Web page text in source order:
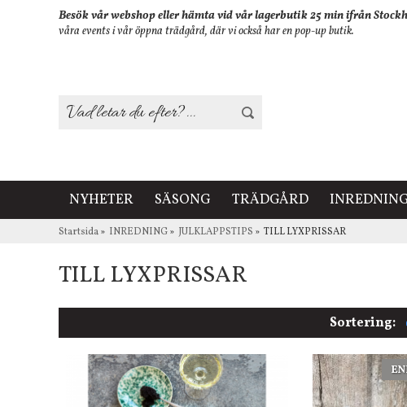
Besök vår webshop eller hämta vid vår lagerbutik 25 min ifrån
våra events i vår öppna trädgård, där vi också har en pop-up butik.
NYHETER SÄSONG TRÄDGÅRD
Startsida» INREDNING» JULKLAPPSTIPS » TILL LYXPRISSAR
TILL LYXPRISSAR
Sortering: